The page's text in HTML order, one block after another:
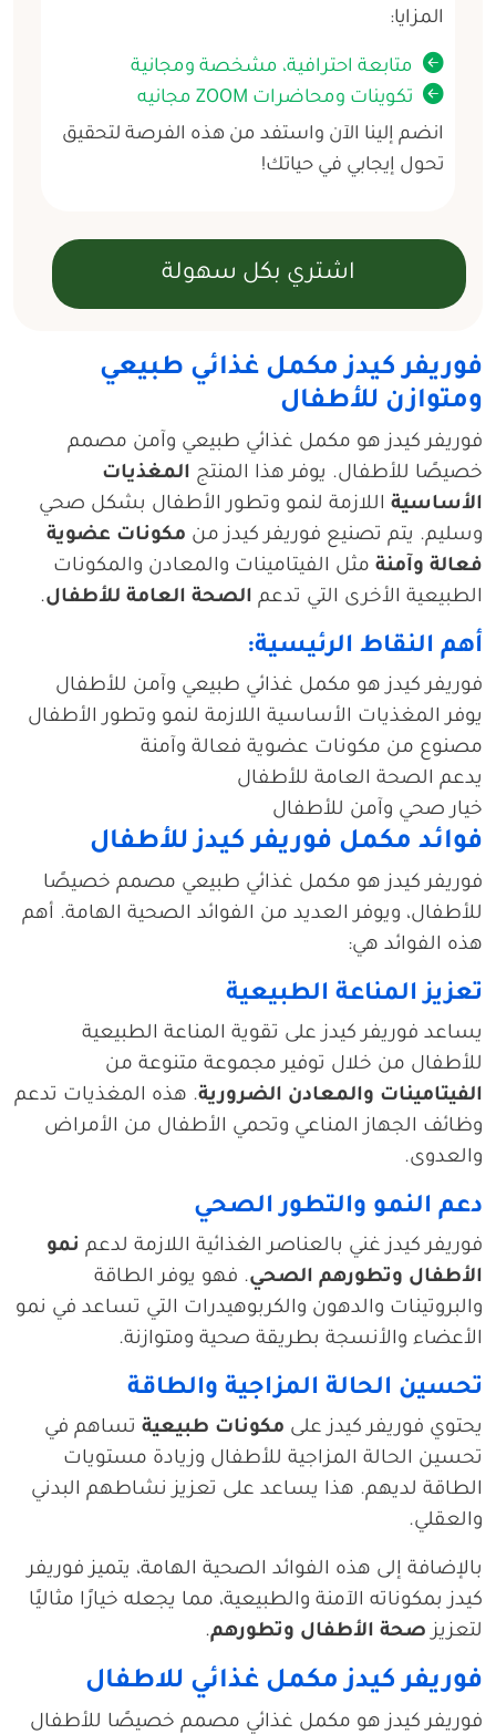
المزايا:
متابعة احترافية، مشخصة ومجانية
تكوينات ومحاضرات ZOOM مجانيه
انضم إلينا الآن واستفد من هذه الفرصة لتحقيق
تحول إيجابي في حياتك!
فوريفر كيدز مكمل غذائي طبيعي
ومتوازن للأطفال
فوريفر كيدز هو مكمل غذائي طبيعي وآمن مصمم
خصيصًا للأطفال. يوفر هذا المنتج المغذيات
الأساسية اللازمة لنمو وتطور الأطفال بشكل صحي
وسليم. يتم تصنيع فوريفر كيدز من مكونات عضوية
فعالة وآمنة مثل الفيتامينات والمعادن والمكونات
الطبيعية الأخرى التي تدعم الصحة العامة للأطفال.
أهم النقاط الرئيسية:
فوريفر كيدز هو مكمل غذائي طبيعي وآمن للأطفال
يوفر المغذيات الأساسية اللازمة لنمو وتطور الأطفال
مصنوع من مكونات عضوية فعالة وآمنة
يدعم الصحة العامة للأطفال
خيار صحي وآمن للأطفال
فوائد مكمل فوريفر كيدز للأطفال
فوريفر كيدز هو مكمل غذائي طبيعي مصمم خصيصًا
للأطفال، ويوفر العديد من الفوائد الصحية الهامة. أهم
هذه الفوائد هي:
تعزيز المناعة الطبيعية
يساعد فوريفر كيدز على تقوية المناعة الطبيعية
للأطفال من خلال توفير مجموعة متنوعة من
الفيتامينات والمعادن الضرورية. هذه المغذيات تدعم
وظائف الجهاز المناعي وتحمي الأطفال من الأمراض
والعدوى.
دعم النمو والتطور الصحي
فوريفر كيدز غني بالعناصر الغذائية اللازمة لدعم نمو
الأطفال وتطورهم الصحي. فهو يوفر الطاقة
والبروتينات والدهون والكربوهيدرات التي تساعد في نمو
الأعضاء والأنسجة بطريقة صحية ومتوازنة.
تحسين الحالة المزاجية والطاقة
يحتوي فوريفر كيدز على مكونات طبيعية تساهم في
تحسين الحالة المزاجية للأطفال وزيادة مستويات
الطاقة لديهم. هذا يساعد على تعزيز نشاطهم البدني
والعقلي.
بالإضافة إلى هذه الفوائد الصحية الهامة، يتميز فوريفر
كيدز بمكوناته الآمنة والطبيعية، مما يجعله خيارًا مثاليًا
لتعزيز صحة الأطفال وتطورهم.
فوريفر كيدز مكمل غذائي للاطفال
فوريفر كيدز هو مكمل غذائي مصمم خصيصًا للأطفال